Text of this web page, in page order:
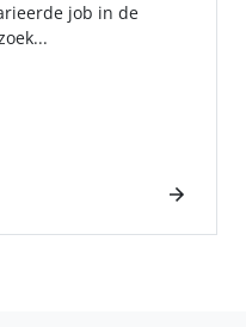
job in de